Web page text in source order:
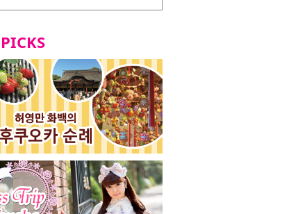
Presented by 누들 라이터 야마다 유이치로
뉴 시식 투어 in 후쿠오카시
타 본점 / 磯ぎよからず 博多本店 - 비건・베
어 in 후쿠오카시 -
-비건・베지테리언 메뉴 시식투어 in 후쿠오
우동점 / 東筑軒 折尾本社うどん店